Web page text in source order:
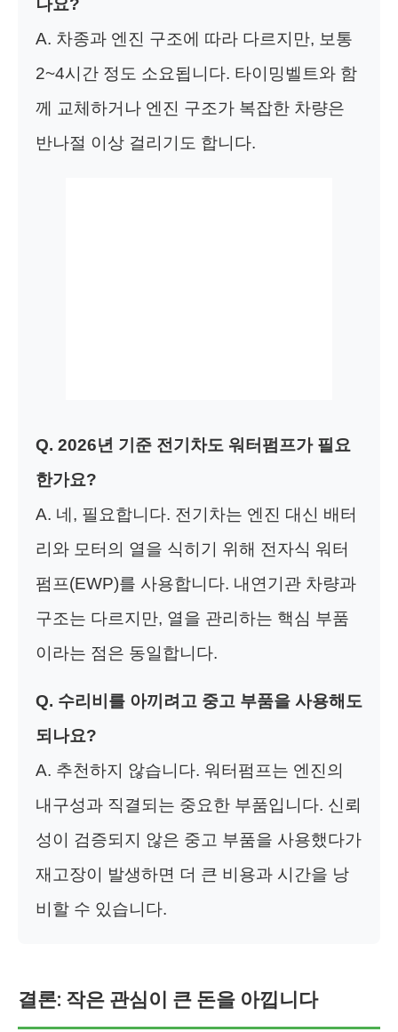
A. 차종과 엔진 구조에 따라 다르지만, 보통
2~4시간 정도 소요됩니다. 타이밍벨트와 함
께 교체하거나 엔진 구조가 복잡한 차량은
반나절 이상 걸리기도 합니다.
Q. 2026년 기준 전기차도 워터펌프가 필요
한가요?
A. 네, 필요합니다. 전기차는 엔진 대신 배터
리와 모터의 열을 식히기 위해 전자식 워터
펌프(EWP)를 사용합니다. 내연기관 차량과
구조는 다르지만, 열을 관리하는 핵심 부품
이라는 점은 동일합니다.
Q. 수리비를 아끼려고 중고 부품을 사용해도
되나요?
A. 추천하지 않습니다. 워터펌프는 엔진의
내구성과 직결되는 중요한 부품입니다. 신뢰
성이 검증되지 않은 중고 부품을 사용했다가
재고장이 발생하면 더 큰 비용과 시간을 낭
비할 수 있습니다.
결론: 작은 관심이 큰 돈을 아낍니다